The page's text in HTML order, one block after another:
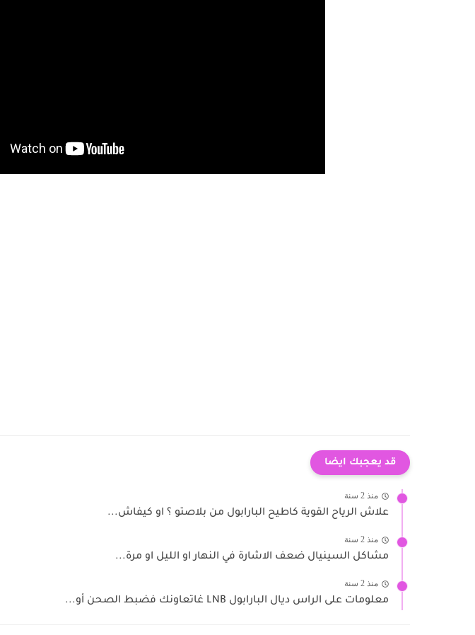
قد يعجبك ايضا
منذ 2 سنة
علاش الرياح القوية كاطيح البارابول من بلاصتو ؟ او كيفاش...
منذ 2 سنة
مشاكل السينيال ضعف الاشارة في النهار او الليل او مرة...
منذ 2 سنة
معلومات على الراس ديال البارابول LNB غاتعاونك فضبط الصحن أو...